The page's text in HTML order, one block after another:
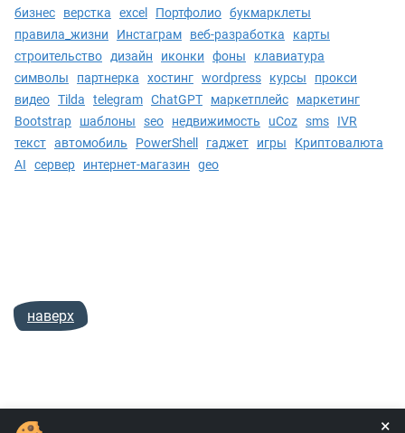
бизнес
верстка excel Портфолио букмарклеты
правила_жизни
Инстаграм веб-разработка
карты
строительство
дизайн иконки фоны
клавиатура
символы
партнерка хостинг wordpress курсы
прокси
видео Tilda telegram ChatGPT маркетплейс
маркетинг
Bootstrap
шаблоны seo недвижимость uCoz sms
IVR
текст автомобиль PowerShell гаджет игры
Криптовалюта
AI
сервер интернет-магазин geo
наверх
×